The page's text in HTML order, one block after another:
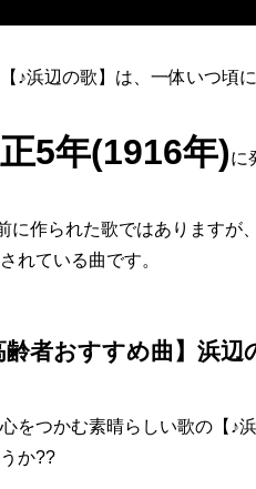
♪浜辺の歌】は、一体いつ頃
5年(1916年)に
に作られた歌ではありますが
れている曲です。
齢者おすすめ曲】浜
をつかむ素晴らしい歌の【♪
か??